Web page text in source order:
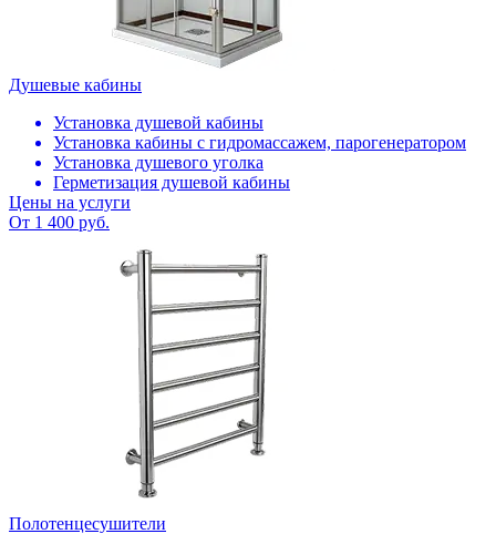
Душевые кабины
Установка душевой кабины
Установка кабины с гидромассажем, парогенератором
Установка душевого уголка
Герметизация душевой кабины
Цены на услуги
От 1 400 руб.
Полотенцесушители